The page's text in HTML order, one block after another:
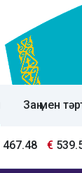
Заң мен
467.48 €